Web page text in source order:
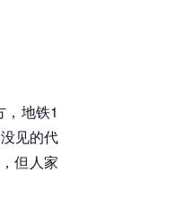
地铁1
见的代
但人家